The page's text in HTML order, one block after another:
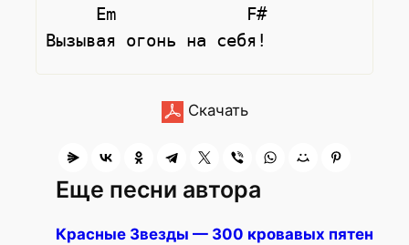
Скачать
Еще песни автора
Красные Звезды — 300 кровавых пятен